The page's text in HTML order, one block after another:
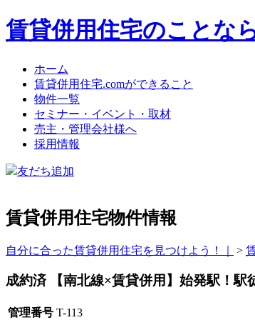
賃貸併用住宅のことな
ホーム
賃貸併用住宅.comができること
物件一覧
セミナー・イベント・取材
売主・管理会社様へ
採用情報
友だち追加
賃貸併用住宅物件情報
自分に合った賃貸併用住宅を見つけよう！｜ >
成約済 【南北線×賃貸併用】始発駅！
管理番号 T-113